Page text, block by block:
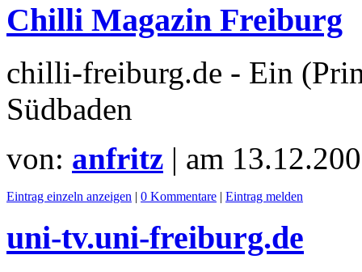
Chilli Magazin Freiburg
chilli-freiburg.de - Ein
Südbaden
von: anfritz | am
Eintrag einzeln anzeigen | 0 Kommentare | Eintrag melden
uni-tv.uni-freiburg.de